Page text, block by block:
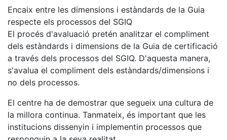
Encaix entre les dimensions i estàndards de la Guia
respecte els processos del SGIQ
El procés d'avaluació pretén analitzar el compliment
dels estàndards i dimensions de la Guia de certificació
a través dels processos del SGIQ. D'aquesta manera,
s'avalua el compliment dels estàndards/dimensions i
no dels processos.
El centre ha de demostrar que segueix una cultura de
la millora continua. Tanmateix, és important que les
institucions dissenyin i implementin processos que